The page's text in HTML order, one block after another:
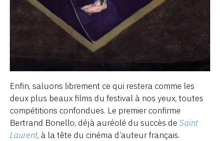
Enfin, saluons librement ce qui restera comme les
deux plus beaux films du festival à nos yeux, toutes
compétitions confondues. Le premier confirme
Bertrand Bonello, déjà auréolé du succès de Saint
Laurent, à la tête du cinéma d’auteur français.